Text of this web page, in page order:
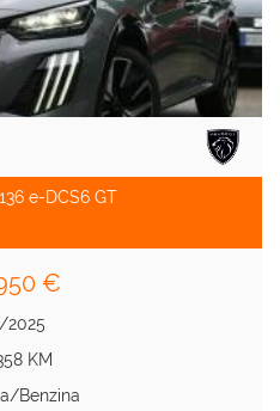
e-DCS6 GT
€
2025
KM
Benzina